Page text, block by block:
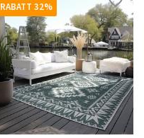
RABATT 32%